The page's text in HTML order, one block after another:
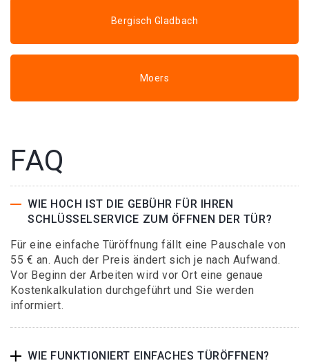
Bergisch Gladbach
Moers
FAQ
WIE HOCH IST DIE GEBÜHR FÜR IHREN
SCHLÜSSELSERVICE ZUM ÖFFNEN DER TÜR?
Für eine einfache Türöffnung fällt eine Pauschale von
55 € an. Auch der Preis ändert sich je nach Aufwand.
Vor Beginn der Arbeiten wird vor Ort eine genaue
Kostenkalkulation durchgeführt und Sie werden
informiert.
WIE FUNKTIONIERT EINFACHES TÜRÖFFNEN?